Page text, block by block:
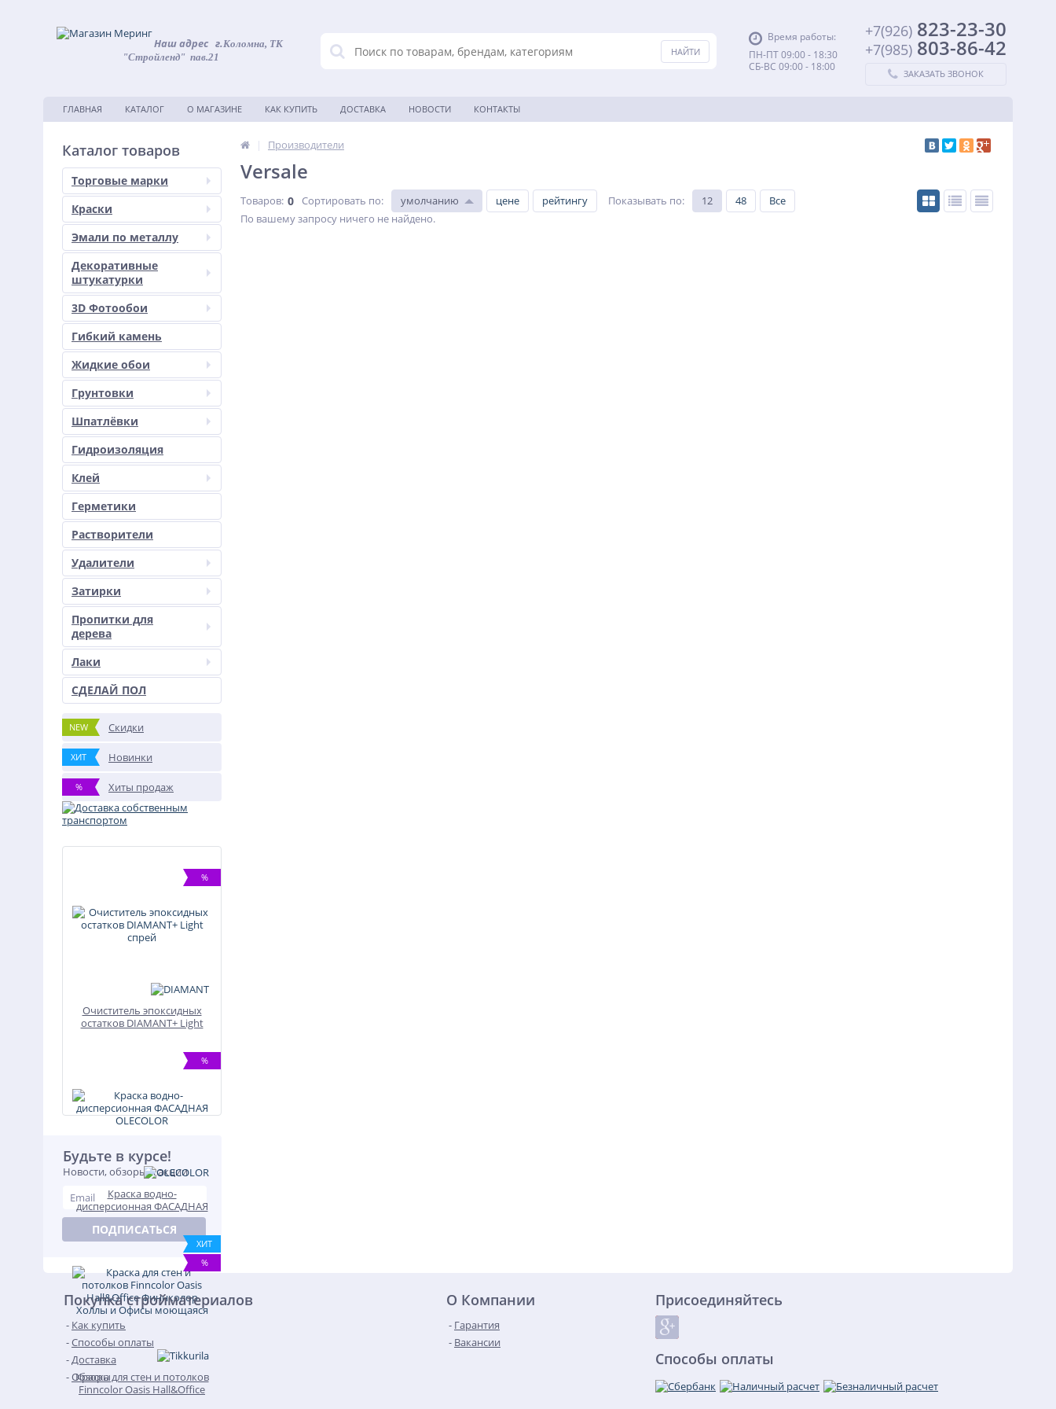
Наш адрес г.Коломна, ТК
"Стройленд" пав.21
Время работы:
ПН-ПТ 09:00 - 18:30
СБ-ВС 09:00 - 18:00
+7(926) 823-23-30
+7(985) 803-86-42
ЗАКАЗАТЬ ЗВОНОК
ГЛАВНАЯ КАТАЛОГ О МАГАЗИНЕ КАК КУПИТЬ ДОСТАВКА НОВОСТИ КОНТАКТЫ
Каталог товаров
Торговые марки
Краски
Эмали по металлу
Декоративные
штукатурки
3D Фотообои
Гибкий камень
Жидкие обои
Грунтовки
Шпатлёвки
Гидроизоляция
Клей
Герметики
Растворители
Удалители
Затирки
Пропитки для
дерева
Лаки
СДЕЛАЙ ПОЛ
NEW Скидки
ХИТ Новинки
% Хиты продаж
%
Очиститель эпоксидных
остатков DIAMANT+ Light
%
Краска водно-
дисперсионная ФАСАДНАЯ
OLECOLOR
ХИТ
%
Краска для стен и потолков
Finncolor Oasis Hall&Office
Будьте в курсе!
Новости, обзоры и акции
ПОДПИСАТЬСЯ
| Производители
Versale
Товаров: 0 Сортировать по: умолчанию цене рейтингу Показывать по: 12 48
Все
По вашему запросу ничего не найдено.
Покупка стройматериалов
Как купить
Способы оплаты
Доставка
Обзоры
О Компании
Гарантия
Вакансии
Присоединяйтесь
Способы оплаты